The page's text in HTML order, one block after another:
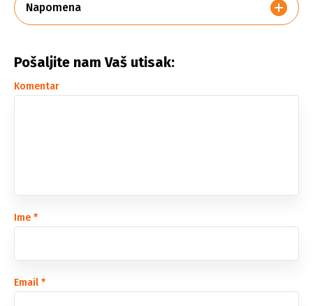
Napomena
Pošaljite nam Vaš utisak:
Komentar
Ime *
Email *